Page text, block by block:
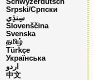
Schwyzerdütsch
Srpski/Српски
Slovenščina
Svenska
தமிழ்
Türkçe
Українська
اردو
中文